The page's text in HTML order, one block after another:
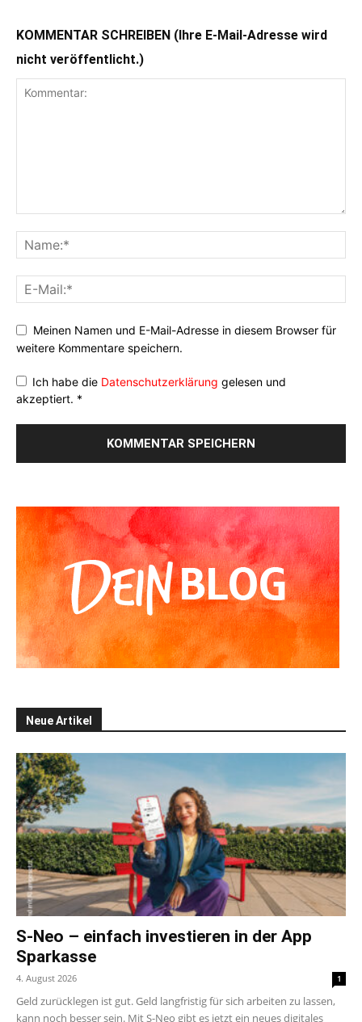
KOMMENTAR SCHREIBEN (Ihre E-Mail-Adresse wird
nicht veröffentlicht.)
Meinen Namen und E-Mail-Adresse in diesem Browser für
weitere Kommentare speichern.
Ich habe die Datenschutzerklärung gelesen und
akzeptiert. *
Neue Artikel
S-Neo – einfach investieren in der App
Sparkasse
4. August 2026 1
Geld zurücklegen ist gut. Geld langfristig für sich arbeiten zu lassen,
kann noch besser sein. Mit S-Neo gibt es jetzt ein neues digitales